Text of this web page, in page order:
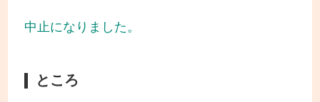
中止になりました。
ところ